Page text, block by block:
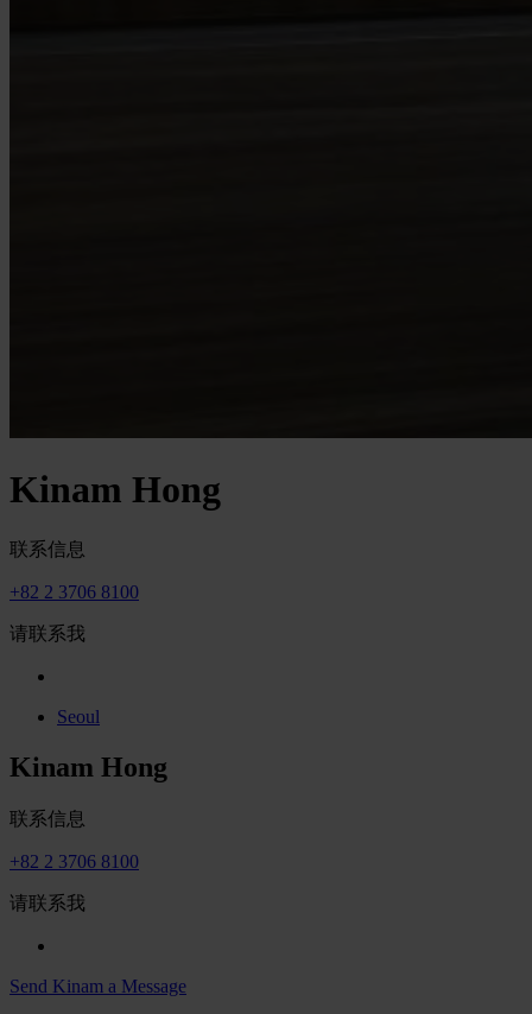
Kinam Hong
联系信息
+82 2 3706 8100
请联系我
Seoul
Kinam Hong
联系信息
+82 2 3706 8100
请联系我
Send Kinam a Message